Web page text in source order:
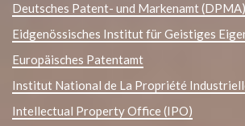
Deutsches Patent- und Markenamt (DPMA)
Eidgenössisches Institut für Geistiges
Europäisches Patentamt
Institut National de La Propriété
Intellectual Property Office (IPO)